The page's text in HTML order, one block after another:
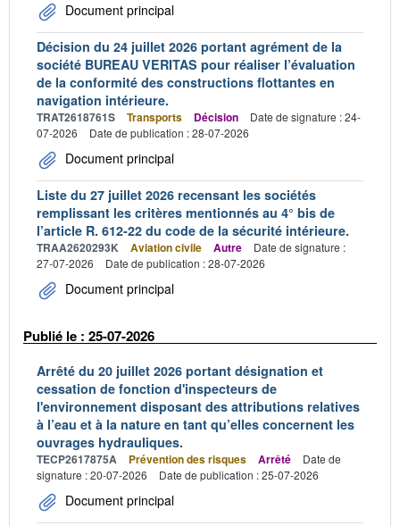
Document principal
Décision du 24 juillet 2026 portant agrément de la
société BUREAU VERITAS pour réaliser l’évaluation
de la conformité des constructions flottantes en
navigation intérieure.
TRAT2618761S Transports Décision
Date de signature : 24-
07-2026
Date de publication : 28-07-2026
Document principal
Liste du 27 juillet 2026 recensant les sociétés
remplissant les critères mentionnés au 4° bis de
l’article R. 612-22 du code de la sécurité intérieure.
TRAA2620293K Aviation civile Autre
Date de signature :
27-07-2026
Date de publication : 28-07-2026
Document principal
Publié le : 25-07-2026
Arrêté du 20 juillet 2026 portant désignation et
cessation de fonction d'inspecteurs de
l'environnement disposant des attributions relatives
à l’eau et à la nature en tant qu’elles concernent les
ouvrages hydrauliques.
TECP2617875A Prévention des risques Arrêté
Date de
signature : 20-07-2026
Date de publication : 25-07-2026
Document principal